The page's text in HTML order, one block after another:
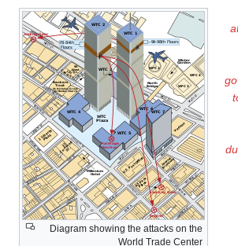
Diagram showing the attacks on the
World Trade Center